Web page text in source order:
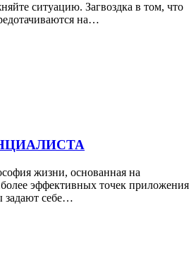
ситуацию. Загвоздка в том, что
на…
жизни, основанная на
эффективных точек приложения
задают себе…